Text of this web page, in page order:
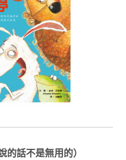
話不是無用的）